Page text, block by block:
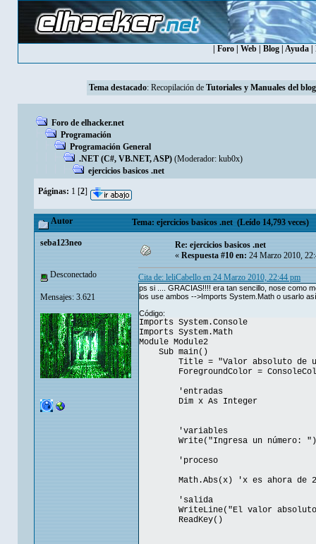
Foro| Web| Blog| Ayuda|
Tema destacado: Recopilación de Tutoriales y Manuales del blog
Foro de elhacker.net
Programación
Programación General
.NET (C#, VB.NET, ASP) (Moderador: kub0x)
ejercicios basicos .net
Páginas: 1 [2]
Autor Tema: ejercicios basicos .net (Leído 14,793 veces)
seba123neo
Desconectado
Mensajes: 3.621
Re: ejercicios basicos .net
«Respuesta #10 en:24 Marzo 2010,
Cita de: leliCabello en 24 Marzo 2010, 22:44 pm
ps si .... GRACIAS!!!! era tan sencillo, nose como
los use ambos -->Imports System.Math o usarlo
Código:
Imports System.Console
Imports System.Math
Module Module2
Sub main()
Title = "Valor absoluto de un
ForegroundColor =
'entradas
Dim x As Integer
'variables
Write("Ingresa un número: ")
'proceso
Math.Abs(x) 'x es ahora de 2
'salida
WriteLine("El valor absoluto
ReadKey()